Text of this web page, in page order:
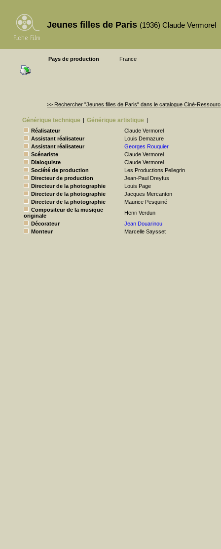
Jeunes filles de Paris (1936) Claude Vermorel
Pays de production France
>> Rechercher "Jeunes filles de Paris" dans le catalogue Ciné-
Générique technique | Générique artistique |
Réalisateur
Claude Vermorel
Assistant réalisateur
Louis Demazure
Assistant réalisateur
Georges Rouquier
Scénariste
Claude Vermorel
Dialoguiste
Claude Vermorel
Société de production
Les Productions Pellegrin
Directeur de production
Jean-Paul Dreyfus
Directeur de la photographie
Louis Page
Directeur de la photographie
Jacques Mercanton
Directeur de la photographie
Maurice Pesquiné
Compositeur de la musique
originale
Henri Verdun
Décorateur
Jean Douarinou
Monteur
Marcelle Saysset